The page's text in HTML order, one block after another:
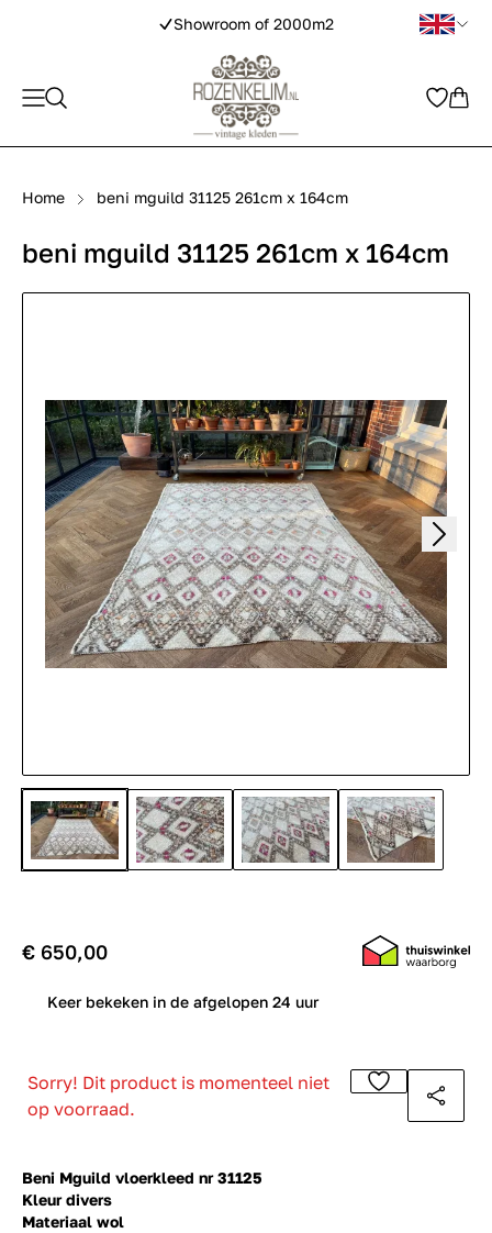
Showroom of 2000m2
Home beni mguild 31125 261cm x 164cm
beni mguild 31125 261cm x 164cm
Beni Mguild vloerkleed nr 31125
Kleur divers
Materiaal wol
€ 650,00
Keer bekeken in de afgelopen 24 uur
Sorry! Dit product is momenteel niet
op voorraad.